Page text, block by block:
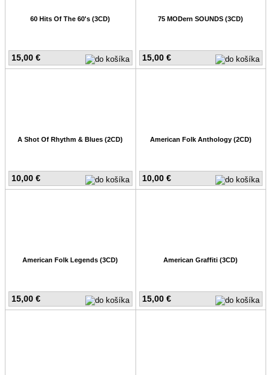
15,00 €
60 Hits Of The 60's (3CD)
15,00 €
75 MODern SOUNDS (3CD)
10,00 €
A Shot Of Rhythm & Blues (2CD)
10,00 €
American Folk Anthology (2CD)
15,00 €
American Folk Legends (3CD)
15,00 €
American Graffiti (3CD)